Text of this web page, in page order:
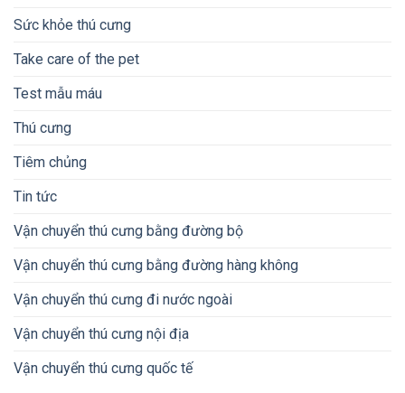
Sức khỏe thú cưng
Take care of the pet
Test mẫu máu
Thú cưng
Tiêm chủng
Tin tức
Vận chuyển thú cưng bằng đường bộ
Vận chuyển thú cưng bằng đường hàng không
Vận chuyển thú cưng đi nước ngoài
Vận chuyển thú cưng nội địa
Vận chuyển thú cưng quốc tế